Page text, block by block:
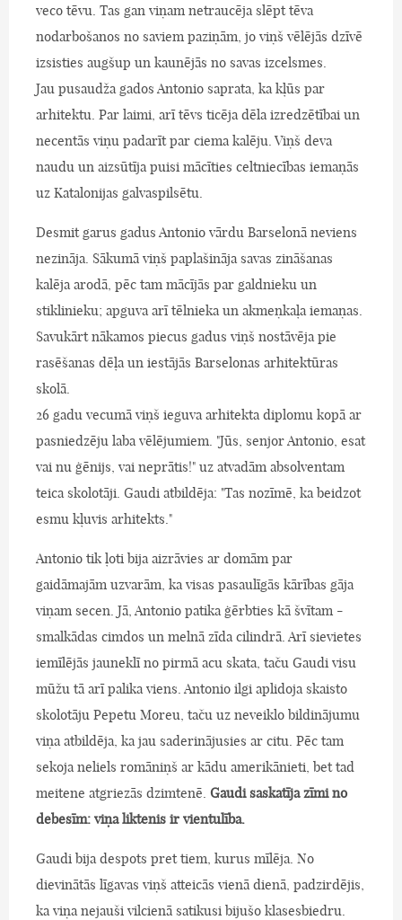
veco tēvu. Tas gan viņam netraucēja slēpt tēva
nodarbošanos no saviem paziņām, jo viņš vēlējās dzīvē
izsisties augšup un kaunējās no savas izcelsmes.
Jau pusaudža gados Antonio saprata, ka kļūs par
arhitektu. Par laimi, arī tēvs ticēja dēla izredzētībai un
necentās viņu padarīt par ciema kalēju. Viņš deva
naudu un aizsūtīja puisi mācīties celtniecības iemaņās
uz Katalonijas galvaspilsētu.
Desmit garus gadus Antonio vārdu Barselonā neviens
nezināja. Sākumā viņš paplašināja savas zināšanas
kalēja arodā, pēc tam mācījās par galdnieku un
stiklinieku; apguva arī tēlnieka un akmeņkaļa iemaņas.
Savukārt nākamos piecus gadus viņš nostāvēja pie
rasēšanas dēļa un iestājās Barselonas arhitektūras
skolā.
26 gadu vecumā viņš ieguva arhitekta diplomu kopā ar
pasniedzēju laba vēlējumiem. "Jūs, senjor Antonio, esat
vai nu ģēnijs, vai neprātis!" uz atvadām absolventam
teica skolotāji. Gaudi atbildēja: "Tas nozīmē, ka beidzot
esmu kļuvis arhitekts."
Antonio tik ļoti bija aizrāvies ar domām par
gaidāmajām uzvarām, ka visas pasaulīgās kārības gāja
viņam secen. Jā, Antonio patika ģērbties kā švītam -
smalkādas cimdos un melnā zīda cilindrā. Arī sievietes
iemīlējās jauneklī no pirmā acu skata, taču Gaudi visu
mūžu tā arī palika viens. Antonio ilgi aplidoja skaisto
skolotāju Pepetu Moreu, taču uz neveiklo bildinājumu
viņa atbildēja, ka jau saderinājusies ar citu. Pēc tam
sekoja neliels romāniņš ar kādu amerikānieti, bet tad
meitene atgriezās dzimtenē. Gaudi saskatīja zīmi no
debesīm: viņa liktenis ir vientulība.
Gaudi bija despots pret tiem, kurus mīlēja. No
dievinātās līgavas viņš atteicās vienā dienā, padzirdējis,
ka viņa nejauši vilcienā satikusi bijušo klasesbiedru.